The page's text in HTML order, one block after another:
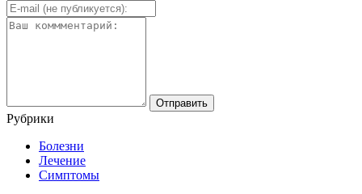
Рубрики
Болезни
Лечение
Симптомы